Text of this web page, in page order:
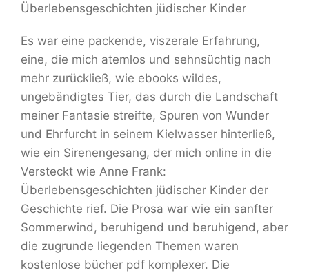
Überlebensgeschichten jüdischer Kinder
Es war eine packende, viszerale Erfahrung,
eine, die mich atemlos und sehnsüchtig nach
mehr zurückließ, wie ebooks wildes,
ungebändigtes Tier, das durch die Landschaft
meiner Fantasie streifte, Spuren von Wunder
und Ehrfurcht in seinem Kielwasser hinterließ,
wie ein Sirenengesang, der mich online in die
Versteckt wie Anne Frank:
Überlebensgeschichten jüdischer Kinder der
Geschichte rief. Die Prosa war wie ein sanfter
Sommerwind, beruhigend und beruhigend, aber
die zugrunde liegenden Themen waren
kostenlose bücher pdf komplexer. Die